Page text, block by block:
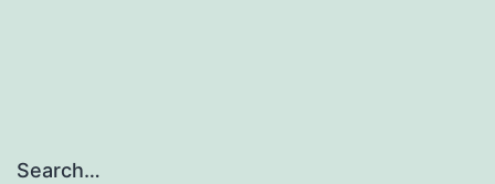
Search…